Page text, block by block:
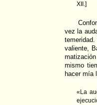
XII.]
vez la
valiente,
mismo
hacer mía
«La